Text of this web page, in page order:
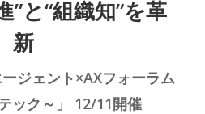
”と“組織知”を革
新
ジェント×AXフォーラム
ック～」 12/11開催